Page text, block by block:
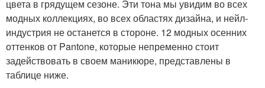
цвета в грядущем сезоне. Эти тона мы увидим во всех
модных коллекциях, во всех областях дизайна, и нейл-
индустрия не останется в стороне. 12 модных осенних
оттенков от Pantone, которые непременно стоит
задействовать в своем маникюре, представлены в
таблице ниже.